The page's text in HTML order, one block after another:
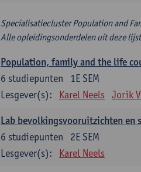
Specialisatiecluster Population and
Alle opleidingsonderdelen uit deze
Population, family and the life
1E SEM
6 studiepunten
Lesgever(s):
Karel Neels Jorik
Lab bevolkingsvooruitzichten en
2E SEM
6 studiepunten
Lesgever(s):
Karel Neels